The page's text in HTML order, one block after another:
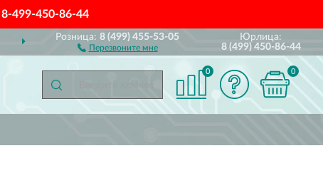
8-499-450-86-44
ДОСТАВИМ ПО ВСЕЙ РОССИИ
Розница:8 (499) 455-53-05
Перезвоните мне
Юрлица:
8 (499) 450-86-44
0 0